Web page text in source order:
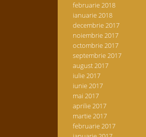
februarie 2018
ianuarie 2018
decembrie 2017
noiembrie 2017
octombrie 2017
septembrie 2017
august 2017
iulie 2017
iunie 2017
mai 2017
aprilie 2017
martie 2017
februarie 2017